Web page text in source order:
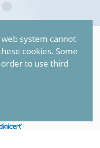
system cannot
cookies. Some
to use third